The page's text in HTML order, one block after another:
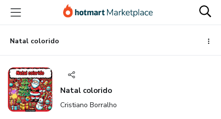
para
conteúdo
principal
para
pagamento
para
rodapé
Natal colorido
Natal colorido
Cristiano Borralho